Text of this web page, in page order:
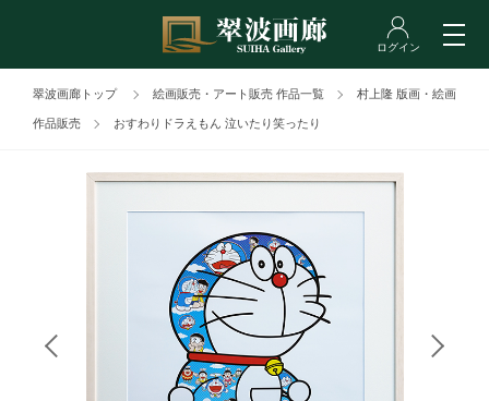
翠波画廊トップ 絵画販売・アート販売 作品一覧 村上隆 版画・絵画
作品販売 おすわりドラえもん 泣いたり笑ったり